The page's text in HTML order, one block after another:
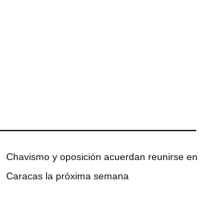
Chavismo y oposición acuerdan reunirse en
Caracas la próxima semana